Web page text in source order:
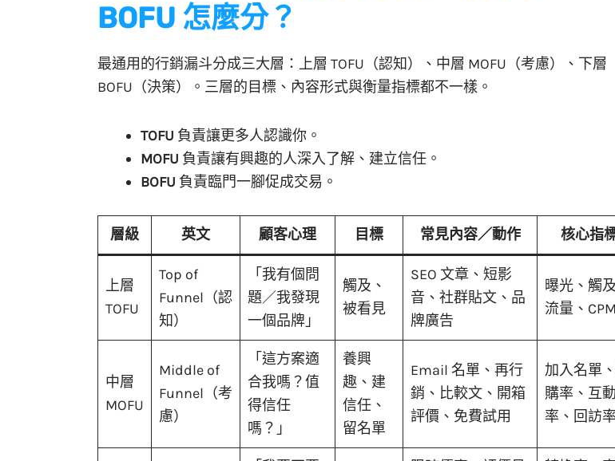
BOFU 怎麼分？
最通用的行銷漏斗分成三大層：上層 TOFU（認知）、中層 MOFU（考慮）、下層
BOFU（決策）。三層的目標、內容形式與衡量指標都不一樣。
TOFU 負責讓更多人認識你。
MOFU 負責讓有興趣的人深入了解、建立信任。
BOFU 負責臨門一腳促成交易。
層級 英文 顧客心理 目標 常見內容／動作 核心指
上層
TOFU
Top of
Funnel（認
知）
「我有個問
題／我發現
一個品牌」
觸及、
被看見
SEO 文章、短影
音、社群貼文、品
牌廣告
曝光、觸
流量、CPM
中層
MOFU
Middle of
Funnel（考
慮）
「這方案適
合我嗎？值
得信任
嗎？」
養興
趣、建
信任、
留名單
Email 名單、再行
銷、比較文、開箱
評價、免費試用
加入名單
購率、互動
率、回訪率